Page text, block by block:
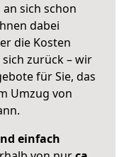
sich schon
dabei
die Kosten
sich zurück – wir
für Sie, das
Umzug von
einfach